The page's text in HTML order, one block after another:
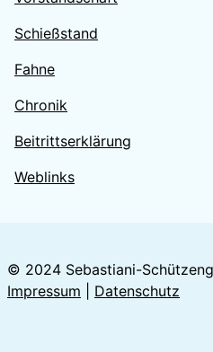
Schießstand
Fahne
Chronik
Beitrittserklärung
Weblinks
© 2024 Sebastiani-
Impressum
Datenschutz